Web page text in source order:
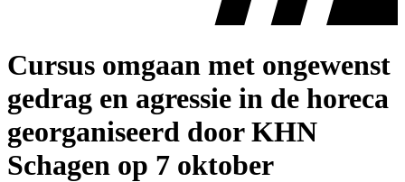
Cursus omgaan met ongewenst
gedrag en agressie in de horeca
georganiseerd door KHN
Schagen op 7 oktober